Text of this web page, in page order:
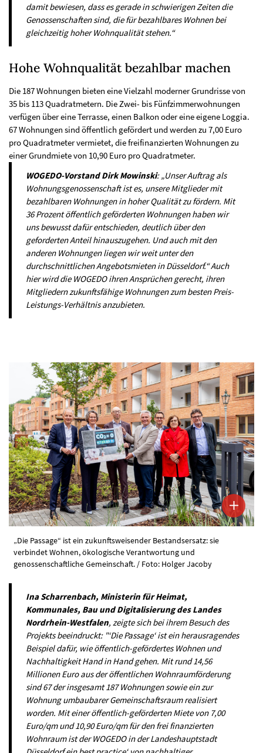
damit bewiesen, dass es gerade in schwierigen Zeiten die
Genossenschaften sind, die für bezahlbares Wohnen bei
gleichzeitig hoher Wohnqualität stehen.“
Hohe Wohnqualität bezahlbar machen
Die 187 Wohnungen bieten eine Vielzahl moderner Grundrisse von
35 bis 113 Quadratmetern. Die Zwei- bis Fünfzimmerwohnungen
verfügen über eine Terrasse, einen Balkon oder eine eigene Loggia.
67 Wohnungen sind öffentlich gefördert und werden zu 7,00 Euro
pro Quadratmeter vermietet, die freifinanzierten Wohnungen zu
einer Grundmiete von 10,90 Euro pro Quadratmeter.
WOGEDO-Vorstand Dirk Mowinski: „Unser Auftrag als
Wohnungsgenossenschaft ist es, unsere Mitglieder mit
bezahlbaren Wohnungen in hoher Qualität zu fördern. Mit
36 Prozent öffentlich geförderten Wohnungen haben wir
uns bewusst dafür entschieden, deutlich über den
geforderten Anteil hinauszugehen. Und auch mit den
anderen Wohnungen liegen wir weit unter den
durchschnittlichen Angebotsmieten in Düsseldorf.“ Auch
hier wird die WOGEDO ihren Ansprüchen gerecht, ihren
Mitgliedern zukunftsfähige Wohnungen zum besten Preis-
Leistungs-Verhältnis anzubieten.
„Die Passage“ ist ein zukunftsweisender Bestandsersatz: sie
verbindet Wohnen, ökologische Verantwortung und
genossenschaftliche Gemeinschaft. / Foto: Holger Jacoby
Ina Scharrenbach, Ministerin für Heimat,
Kommunales, Bau und Digitalisierung des Landes
Nordrhein-Westfalen, zeigte sich bei ihrem Besuch des
Projekts beeindruckt: "‘Die Passage‘ ist ein herausragendes
Beispiel dafür, wie öffentlich-gefördertes Wohnen und
Nachhaltigkeit Hand in Hand gehen. Mit rund 14,56
Millionen Euro aus der öffentlichen Wohnraumförderung
sind 67 der insgesamt 187 Wohnungen sowie ein zur
Wohnung umbaubarer Gemeinschaftsraum realisiert
worden. Mit einer öffentlich-geförderten Miete von 7,00
Euro/qm und 10,90 Euro/qm für den frei finanzierten
Wohnraum ist der WOGEDO in der Landeshauptstadt